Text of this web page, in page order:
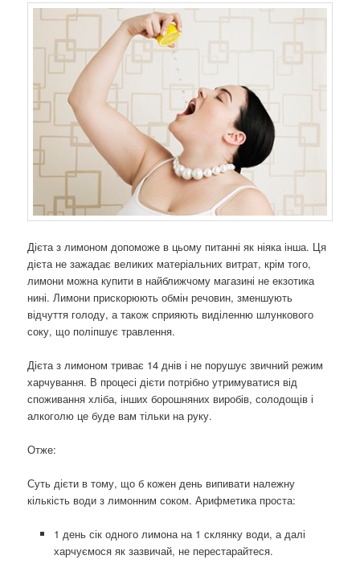
Дієта з лимоном допоможе в цьому питанні як ніяка інша. Ця
дієта не зажадає великих матеріальних витрат, крім того,
лимони можна купити в найближчому магазині не екзотика
нині. Лимони прискорюють обмін речовин, зменшують
відчуття голоду, а також сприяють виділенню шлункового
соку, що поліпшує травлення.
Дієта з лимоном триває 14 днів і не порушує звичний режим
харчування. В процесі дієти потрібно утримуватися від
споживання хліба, інших борошняних виробів, солодощів і
алкоголю це буде вам тільки на руку.
Отже:
Суть дієти в тому, що б кожен день випивати належну
кількість води з лимонним соком. Арифметика проста:
1 день сік одного лимона на 1 склянку води, а далі
харчуємося як зазвичай, не перестарайтеся.